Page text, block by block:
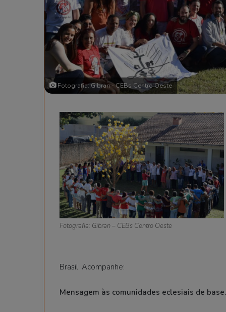
Fotografia: Gibran - CEBs Centro Oeste
Fotografia: Gibran – CEBs Centro Oeste
Brasil. Acompanhe:
Mensagem às comunidades eclesiais de